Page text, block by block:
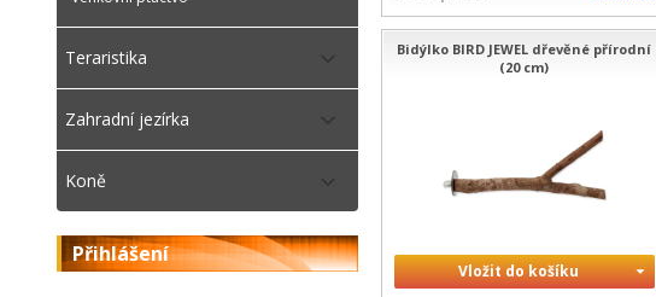
Teraristika
Zahradní jezírka
Koně
Přihlášení
Bidýlko BIRD JEWEL dřevěné přírodní
(20 cm)
Vložit do košíku